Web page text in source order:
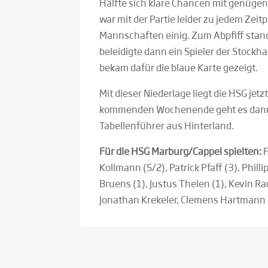
Hälfte sich klare Chancen mit
war mit der Partie leider zu jedem
Mannschaften einig. Zum Abpfiff
beleidigte dann ein Spieler der
bekam dafür die blaue Karte gezeigt.
Mit dieser Niederlage liegt die HSG
kommenden Wochenende geht es
Tabellenführer aus Hinterland.
Für die HSG Marburg/Cappel spielten:
Kollmann (5/2), Patrick Pfaff (3),
Bruens (1), Justus Thelen (1), Kevin
Jonathan Krekeler, Clemens Hartmann